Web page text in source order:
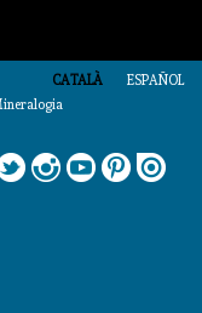
ESPAÑOL
CATALÀ